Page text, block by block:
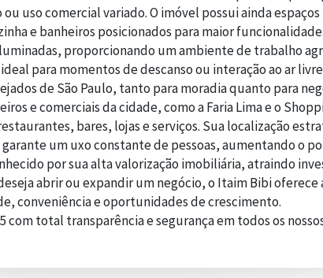
uso comercial variado. O imóvel possui ainda
e banheiros posicionados para maior
proporcionando um ambiente de trabalho
para momentos de descanso ou interação ao ar
de São Paulo, tanto para moradia quanto para
e comerciais da cidade, como a Faria Lima e o
bares, lojas e serviços. Sua localização
um uxo constante de pessoas, aumentando o
por sua alta valorização imobiliária, atraindo
abrir ou expandir um negócio, o Itaim Bibi oferece
conveniência e oportunidades de crescimento.
com total transparência e segurança em todos os